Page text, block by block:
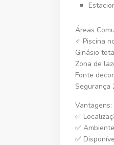
Áreas
‍♂️ Piscina
Ginásio
Zona de
Fonte
Segurança
Vantagens:
✅
✅
✅